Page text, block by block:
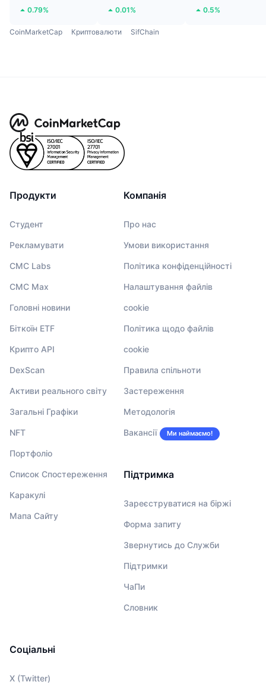
0.79% 0.01% 0.5%
CoinMarketCap Криптовалюти SifChain
Продукти
Студент
Рекламувати
CMC Labs
CMC Max
Головні новини
Біткоїн ETF
Крипто API
DexScan
Активи реального світу
Загальні Графіки
NFT
Портфоліо
Список Спостереження
Каракулі
Мапа Сайту
Компанія
Про нас
Умови використання
Політика конфіденційності
Налаштування файлів
cookie
Політика щодо файлів
cookie
Правила спільноти
Застереження
Методологія
Вакансії Ми наймаємо!
Підтримка
Зареєструватися на біржі
Форма запиту
Звернутись до Служби
Підтримки
ЧаПи
Словник
Соціальні
X (Twitter)